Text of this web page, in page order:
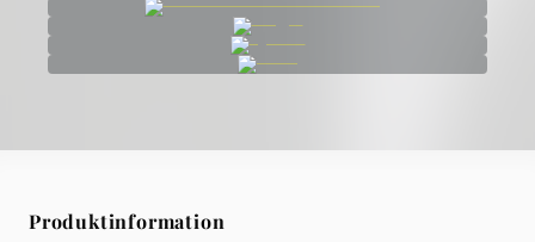
Produktinformation